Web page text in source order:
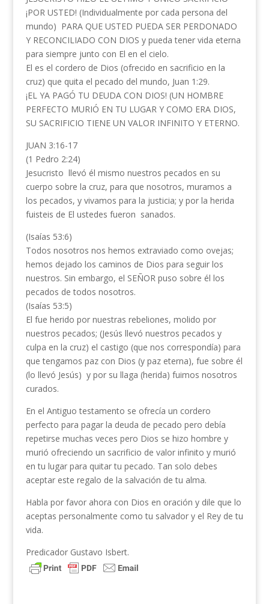
¡POR USTED! (Individualmente por cada persona del
mundo) PARA QUE USTED PUEDA SER PERDONADO
Y RECONCILIADO CON DIOS y pueda tener vida eterna
para siempre junto con El en el cielo.
El es el cordero de Dios (ofrecido en sacrificio en la
cruz) que quita el pecado del mundo, Juan 1:29.
¡EL YA PAGÓ TU DEUDA CON DIOS! (UN HOMBRE
PERFECTO MURIÓ EN TU LUGAR Y COMO ERA DIOS,
SU SACRIFICIO TIENE UN VALOR INFINITO Y ETERNO.
JUAN 3:16-17
(1 Pedro 2:24)
Jesucristo llevó él mismo nuestros pecados en su
cuerpo sobre la cruz, para que nosotros, muramos a
los pecados, y vivamos para la justicia; y por la herida
fuisteis de El ustedes fueron sanados.
(Isaías 53:6)
Todos nosotros nos hemos extraviado como ovejas;
hemos dejado los caminos de Dios para seguir los
nuestros. Sin embargo, el SEÑOR puso sobre él los
pecados de todos nosotros.
(Isaías 53:5)
El fue herido por nuestras rebeliones, molido por
nuestros pecados; (Jesús llevó nuestros pecados y
culpa en la cruz) el castigo (que nos correspondía) para
que tengamos paz con Dios (y paz eterna), fue sobre él
(lo llevó Jesús) y por su llaga (herida) fuimos nosotros
curados.
En el Antiguo testamento se ofrecía un cordero
perfecto para pagar la deuda de pecado pero debía
repetirse muchas veces pero Dios se hizo hombre y
murió ofreciendo un sacrificio de valor infinito y murió
en tu lugar para quitar tu pecado. Tan solo debes
aceptar este regalo de la salvación de tu alma.
Habla por favor ahora con Dios en oración y dile que lo
aceptas personalmente como tu salvador y el Rey de tu
vida.
Predicador Gustavo Isbert.